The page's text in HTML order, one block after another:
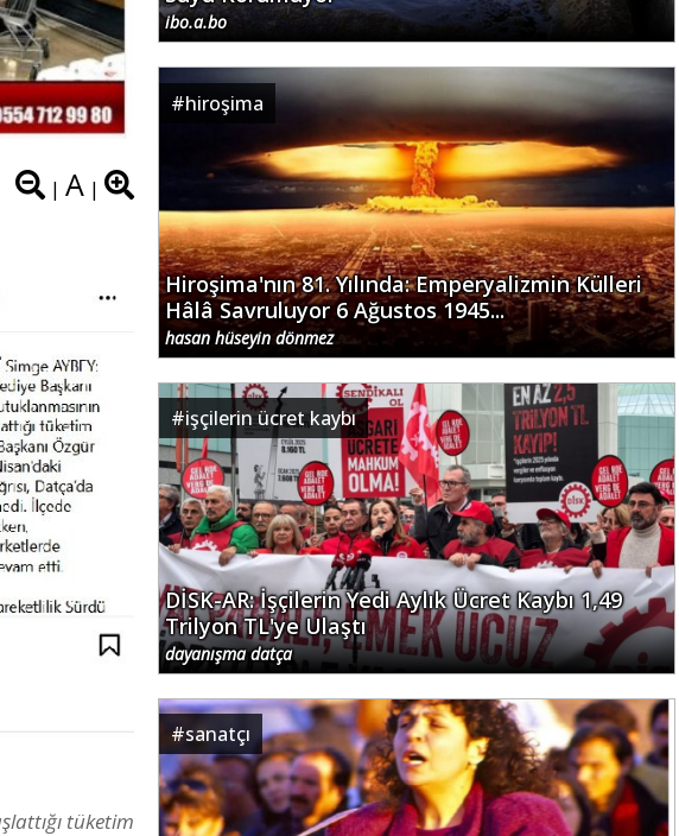
| A |
tüketim
ibo.a.bo
#hiroşima
Hiroşima'nın 81. Yılında: Emperyalizmin Külleri
Hâlâ Savruluyor 6 Ağustos 1945...
hasan hüseyin dönmez
#işçilerin ücret kaybı
DİSK-AR: İşçilerin Yedi Aylık Ücret Kaybı 1,49
Trilyon TL'ye Ulaştı
dayanışma datça
#sanatçı